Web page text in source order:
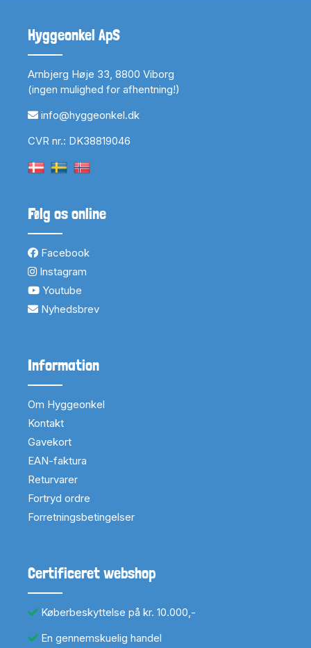
Hyggeonkel ApS
Arnbjerg Høje 33, 8800 Viborg
(ingen mulighed for afhentning!)
info@hyggeonkel.dk
CVR nr.: DK38819046
Følg os online
Facebook
Instagram
Youtube
Nyhedsbrev
Information
Om Hyggeonkel
Kontakt
Gavekort
EAN-faktura
Returvarer
Fortryd ordre
Forretningsbetingelser
Certificeret webshop
Køberbeskyttelse på kr. 10.000,-
En gennemskuelig handel